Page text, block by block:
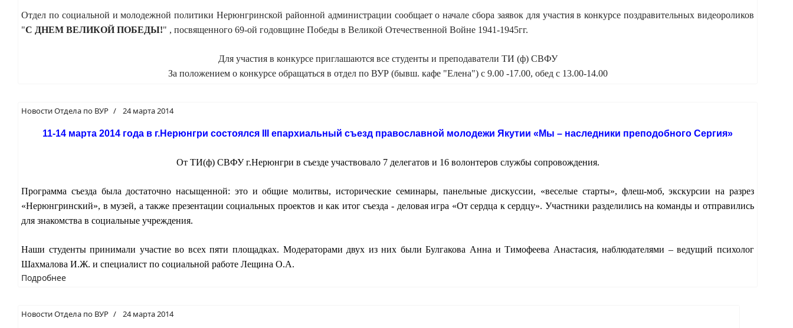
Отдел по социальной и молодежной политики Нерюнгринской районной администрации сообщает о начале сбора заявок для участия в конкурсе поздравительных видеороликов
"С ДНЕМ ВЕЛИКОЙ ПОБЕДЫ!" , посвященного 69-ой годовщине Победы в Великой Отечественной Войне 1941-1945гг.
Для участия в конкурсе приглашаются все студенты и преподаватели ТИ (ф) СВФУ
За положением о конкурсе обращаться в отдел по ВУР (бывш. кафе "Елена") с 9.00 -17.00, обед с 13.00-14.00
Новости Отдела по ВУР 24 марта 2014
11-14 марта 2014 года в г.Нерюнгри состоялся епархиальный съезд православной молодежи Якутии «Мы – наследники преподобного Сергия»
От ТИ(ф) СВФУ г.Нерюнгри в съезде участвовало 7 делегатов и 16 волонтеров службы сопровождения.
Программа съезда была достаточно насыщенной: это и общие молитвы, исторические семинары, панельные дискуссии, «веселые старты», флеш-моб, экскурсии на разрез
«Нерюнгринский», в музей, а также презентации социальных проектов и как итог съезда - деловая игра «От сердца к сердцу». Участники разделились на команды и отправились
для знакомства в социальные учреждения.
Наши студенты принимали участие во всех пяти площадках. Модераторами двух из них были Булгакова Анна и Тимофеева Анастасия, наблюдателями – ведущий психолог
Шахмалова И.Ж. и специалист по социальной работе Лещина О.А.
Подробнее
Новости Отдела по ВУР 24 марта 2014